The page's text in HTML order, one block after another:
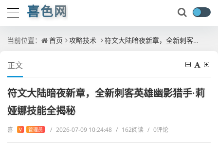
喜色网
当前位置： 首页 攻略技术 符文大陆暗夜新章，全新刺客英雄幽影猎手·莉娅娜技能全揭秘
正文
符文大陆暗夜新章，全新刺客英雄幽影猎手·莉
娅娜技能全揭秘
喜 V 管理员 / 2026-07-09 10:24:48 / 162阅读 / 0评论